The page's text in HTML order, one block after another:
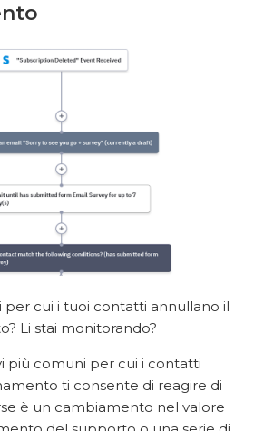
per cui i tuoi contatti annullano il
Li stai monitorando?
più comuni per cui i contatti
ti consente di reagire di
è un cambiamento nel valore